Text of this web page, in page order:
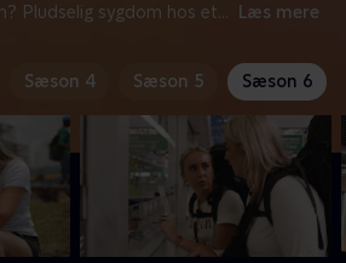
Pludselig sygdom hos et... Læs mere
Sæson 4 Sæson 5 Sæson 6